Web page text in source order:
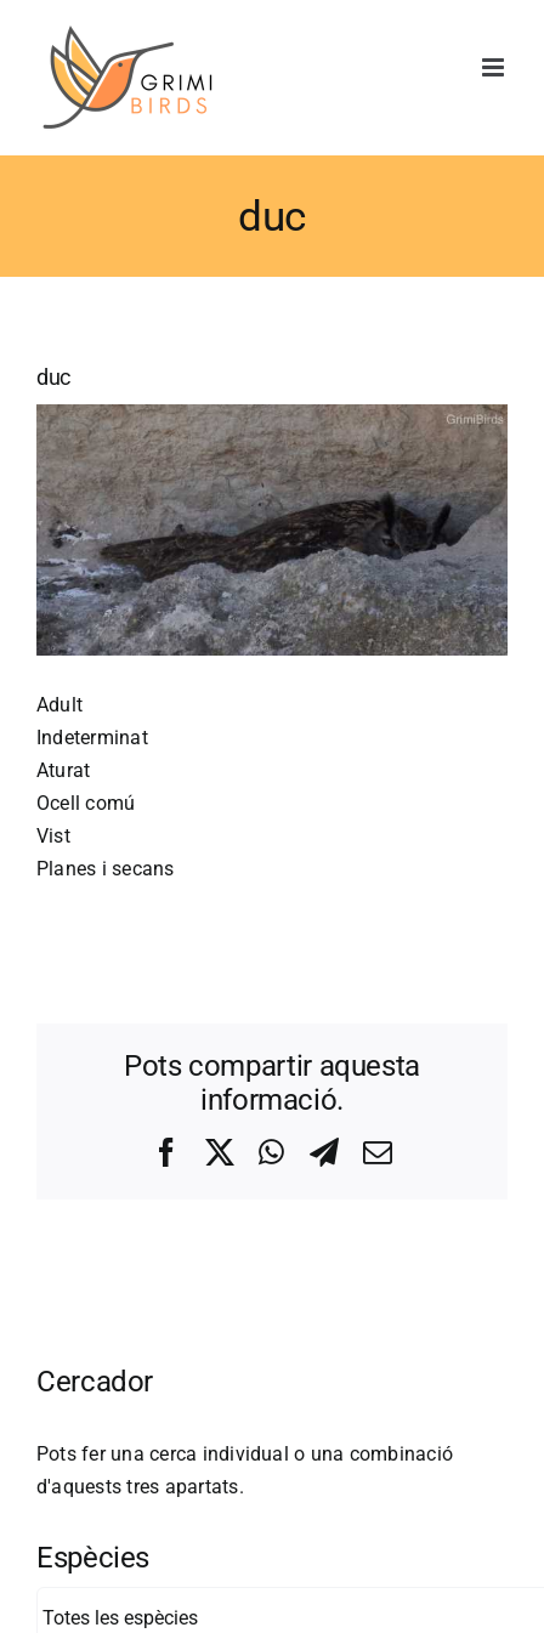
contenido
duc
duc
Adult
Indeterminat
Aturat
Ocell comú
Vist
Planes i secans
Pots compartir aquesta
informació.
FacebookWhatsApp
Telegram
Correo
Cercador
Pots fer una cerca individual o una combinació
d'aquests tres apartats.
Espècies